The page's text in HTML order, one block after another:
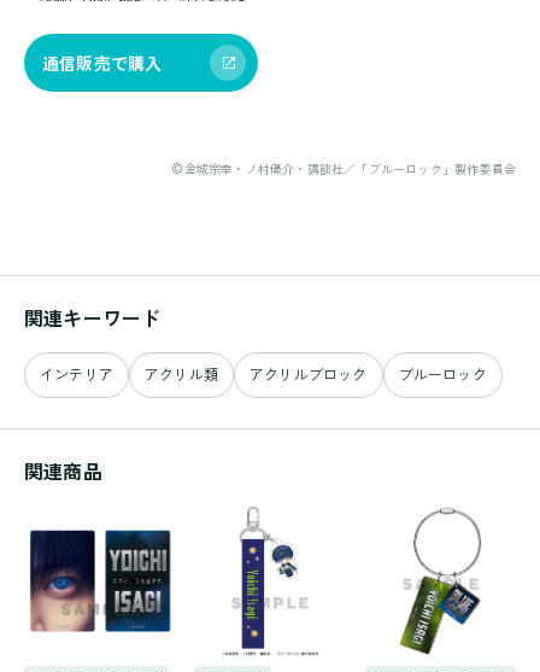
通信販売で購入
©金城宗幸・ノ村優介・講談社／「ブルーロック」製作委員会
関連キーワード
インテリア アクリル類 アクリルブロック ブルーロック
関連商品